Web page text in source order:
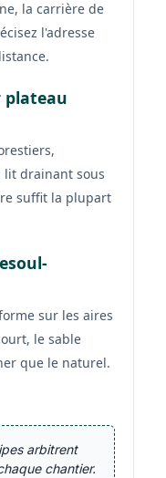
la carrière de
l'adresse
plateau
lit drainant sous
suffit la plupart
sur les aires
le sable
que le naturel.
arbitrent
chantier.